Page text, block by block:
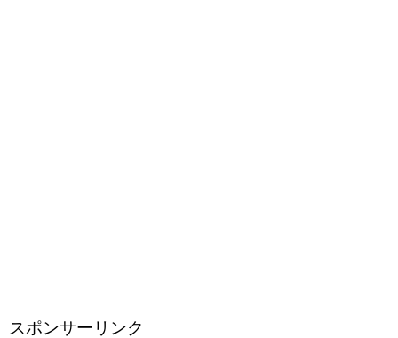
スポンサーリンク